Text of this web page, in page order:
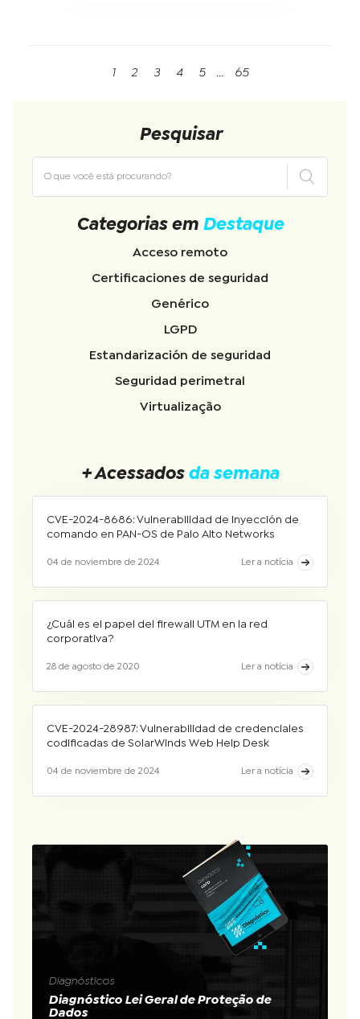
1 2 3 4 5 65
Pesquisar
Categorias em Destaque
Acceso remoto
Certificaciones de seguridad
Genérico
LGPD
Estandarización de seguridad
Seguridad perimetral
Virtualização
+ Acessados da semana
CVE-2024-8686: Vulnerabilidad de inyección de
comando en PAN-OS de Palo Alto Networks
04 de noviembre de 2024 Ler a notícia
¿Cuál es el papel del firewall UTM en la red
corporativa?
28 de agosto de 2020 Ler a notícia
CVE-2024-28987: Vulnerabilidad de credenciales
codificadas de SolarWinds Web Help Desk
04 de noviembre de 2024 Ler a notícia
Diagnósticos
Diagnóstico Lei Geral de Proteção de
Dados